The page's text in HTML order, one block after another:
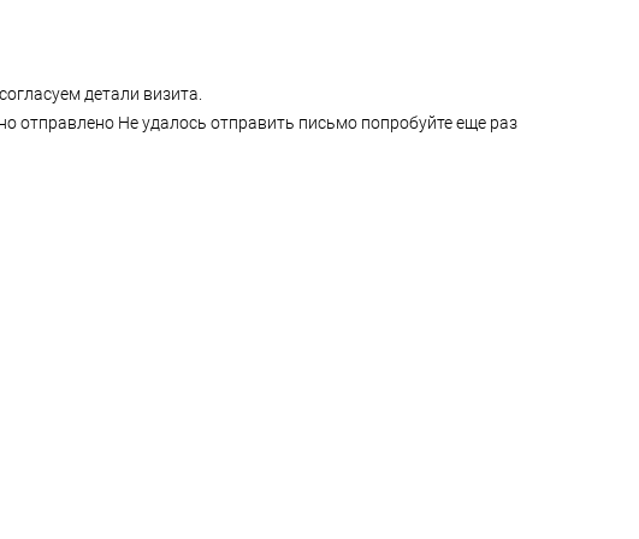
детали визита.
отправлено Не удалось отправить письмо попробуйте еще раз